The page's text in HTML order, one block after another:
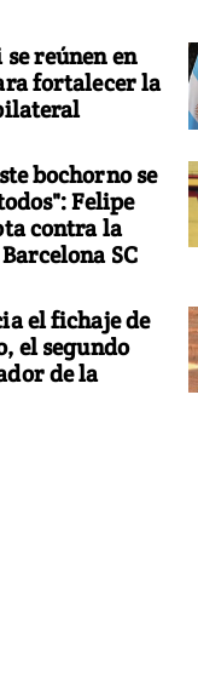
reúnen en
fortalecer la
bochorno se
Felipe
contra la
SC
el fichaje de
el segundo
de la